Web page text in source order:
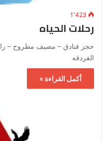
1٬423
رحلات الحياه
حجز فنادق – مصيف مطروح –
الغردقه
أكمل القراءة »